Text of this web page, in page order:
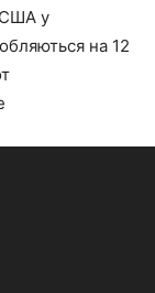
США у
на 12